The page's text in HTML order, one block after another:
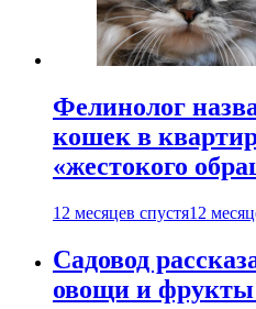
Фелинолог
кошек в
«жестокого
12 месяцев спустя12
Садовод
овощи и фрукты